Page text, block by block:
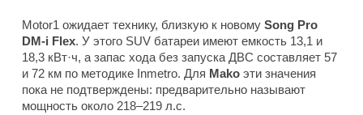
Motor1 ожидает технику, близкую к новому Song Pro
DM-i Flex. У этого SUV батареи имеют емкость 13,1 и
18,3 кВт·ч, а запас хода без запуска ДВС составляет 57
и 72 км по методике Inmetro. Для Mako эти значения
пока не подтверждены: предварительно называют
мощность около 218–219 л.с.